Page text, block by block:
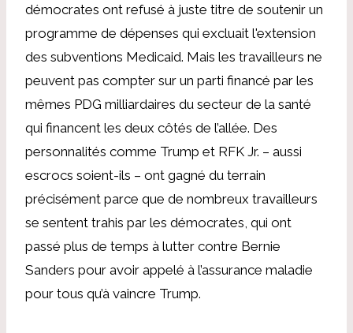
démocrates ont refusé à juste titre de soutenir un
programme de dépenses qui excluait l'extension
des subventions Medicaid. Mais les travailleurs ne
peuvent pas compter sur un parti financé par les
mêmes PDG milliardaires du secteur de la santé
qui financent les deux côtés de l’allée. Des
personnalités comme Trump et RFK Jr. – aussi
escrocs soient-ils – ont gagné du terrain
précisément parce que de nombreux travailleurs
se sentent trahis par les démocrates, qui ont
passé plus de temps à lutter contre Bernie
Sanders pour avoir appelé à l’assurance maladie
pour tous qu’à vaincre Trump.